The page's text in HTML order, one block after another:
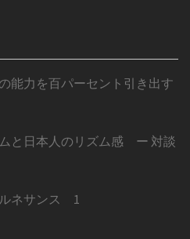
能力を百パーセント引き出す
と日本人のリズム感 ー 対談
ネサンス 1